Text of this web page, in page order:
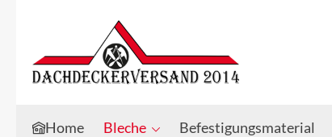
Zum Hauptinhalt springen
Zur Suche springen
Home Bleche Befestigungsmaterial